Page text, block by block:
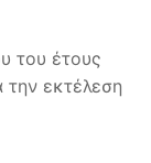
του έτους
την εκτέλεση